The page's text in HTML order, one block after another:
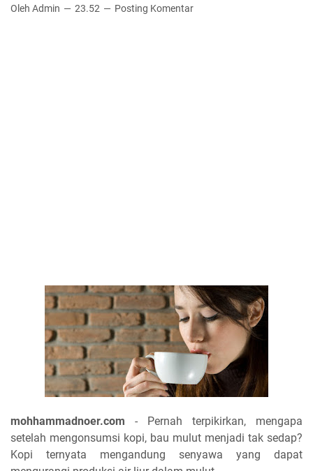
Oleh Admin 23.52 Posting Komentar
mohhammadnoer.com - Pernah terpikirkan, mengapa
setelah mengonsumsi kopi, bau mulut menjadi tak sedap?
Kopi ternyata mengandung senyawa yang dapat